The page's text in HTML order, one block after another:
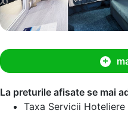
La preturile afisate se mai
Taxa Servicii